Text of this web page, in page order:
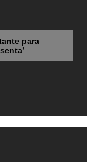
para